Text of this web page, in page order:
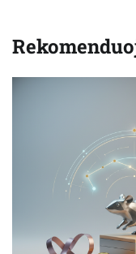
įrašų